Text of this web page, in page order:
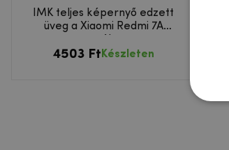
IMK teljes képernyő edzett
üveg a Xiaomi Redmi 7A
4503 Ft Készleten